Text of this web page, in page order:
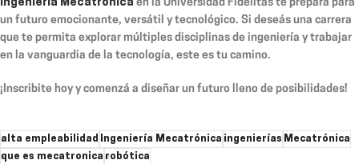
Ingeniería Mecatrónica en la Universidad Fidélitas te prepara para
un futuro emocionante, versátil y tecnológico. Si deseás una carrera
que te permita explorar múltiples disciplinas de ingeniería y trabajar
en la vanguardia de la tecnología, este es tu camino.
¡Inscribite hoy y comenzá a diseñar un futuro lleno de posibilidades!
alta empleabilidad Ingeniería Mecatrónica ingenierías Mecatrónica
que es mecatronica robótica